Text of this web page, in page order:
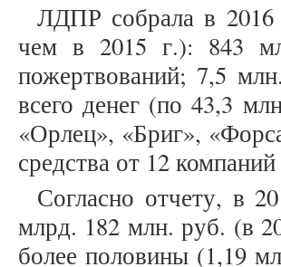
ЛДПР собрала в
чем в 2015 г.): 843
пожертвований; 7,5
всего денег (по 43,3
«Орлец», «Бриг»,
средства от 12
Согласно отчету, в
млрд. 182 млн. руб. (в
более половины (1,19